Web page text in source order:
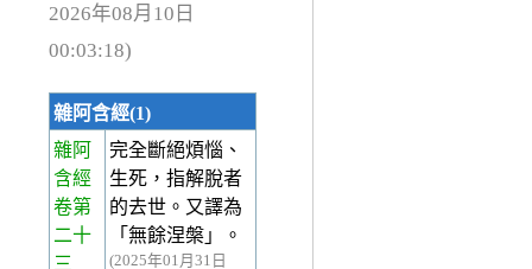
2026年08月10日
00:03:18)
雜阿含經(1)
雜阿
含經
卷第
二十
三
完全斷絕煩惱、
生死，指解脫者
的去世。又譯為
「無餘涅槃」。
(2025年01月31日